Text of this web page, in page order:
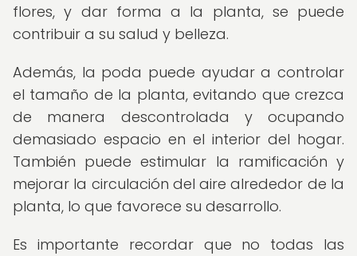
flores, y dar forma a la planta, se puede
contribuir a su salud y belleza.
Además, la poda puede ayudar a controlar
el tamaño de la planta, evitando que crezca
de manera descontrolada y ocupando
demasiado espacio en el interior del hogar.
También puede estimular la ramificación y
mejorar la circulación del aire alrededor de la
planta, lo que favorece su desarrollo.
Es importante recordar que no todas las